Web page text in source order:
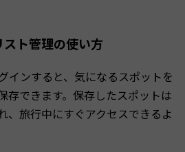
ト管理の使い方
インすると、気になるスポットを
存できます。保存したスポットは
、旅行中にすぐアクセスできるよ